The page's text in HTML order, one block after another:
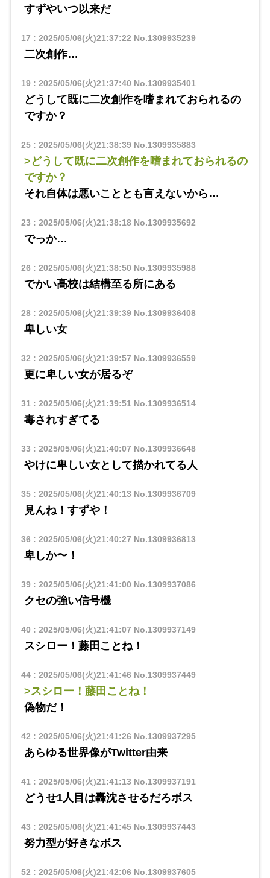
すずやいつ以来だ
17 : 2025/05/06(火)21:37:22 No.1309935239
二次創作…
19: 2025/05/06(火)21:37:40 No.1309935401
どうして既に二次創作を嗜まれておられるの
ですか？
25: 2025/05/06(火)21:38:39No.1309935883
>どうして既に二次創作を嗜まれておられるの
ですか？
それ自体は悪いこととも言えないから…
23 : 2025/05/06(火)21:38:18No.1309935692
でっか…
26 : 2025/05/06(火)21:38:50 No.1309935988
でかい高校は結構至る所にある
28: 2025/05/06(火)21:39:39No.1309936408
卑しい女
32 : 2025/05/06(火)21:39:57 No.1309936559
更に卑しい女が居るぞ
31 : 2025/05/06(火)21:39:51 No.1309936514
毒されすぎてる
33 : 2025/05/06(火)21:40:07 No.1309936648
やけに卑しい女として描かれてる人
35: 2025/05/06(火)21:40:13 No.1309936709
見んね！すずや！
36 : 2025/05/06(火)21:40:27 No.1309936813
卑しか〜！
39: 2025/05/06(火)21:41:00 No.1309937086
クセの強い信号機
40 : 2025/05/06(火)21:41:07 No.1309937149
スシロー！藤田ことね！
44: 2025/05/06(火)21:41:46 No.1309937449
>スシロー！藤田ことね！
偽物だ！
42 : 2025/05/06(火)21:41:26 No.1309937295
あらゆる世界像がTwitter由来
41 : 2025/05/06(火)21:41:13 No.1309937191
どうせ1人目は轟沈させるだろボス
43 : 2025/05/06(火)21:41:45No.1309937443
努力型が好きなボス
52 : 2025/05/06(火)21:42:06 No.1309937605